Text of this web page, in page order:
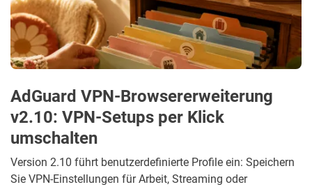
AdGuard VPN-Browsererweiterung
v2.10: VPN-Setups per Klick
umschalten
Version 2.10 führt benutzerdefinierte Profile ein: Speichern
Sie VPN-Einstellungen für Arbeit, Streaming oder